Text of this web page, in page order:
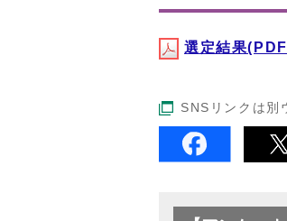
選定結果
SNSリンクは別